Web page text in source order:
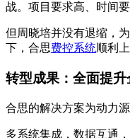
战。项目要求高、时间
但周晓培并没有退缩，
下，合思费控系统顺利
转型成果：全面提
合思的解决方案为动力
多系统集成，数据互通